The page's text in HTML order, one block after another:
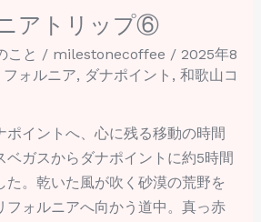
アトリップ⑥
こと / milestonecoffee / 2025年8
フォルニア, ダナポイント , 和歌山コ
ポイントへ、心に残る移動の時間
ベガスからダナポイントに約5時間
た。乾いた風が吹く砂漠の荒野を
フォルニアへ向かう道中。真っ赤